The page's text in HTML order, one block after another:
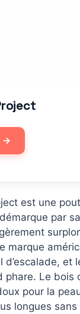
→
est une
par
marque
d’escalade, et
phare. Le bois
pour la
longues